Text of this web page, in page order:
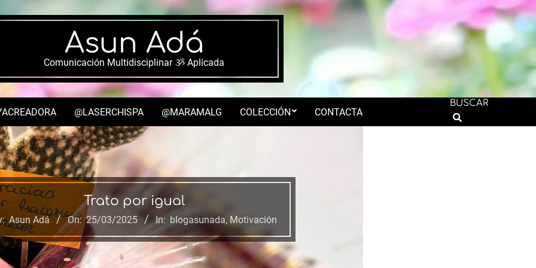
Asun Adá
Comunicación Multidisciplinar ૐ Aplicada
Secondary
Navigation
@LASERCHISPA @MARAMALG COLECCIÓN CONTACTA
BUSCAR
Search
Trato por igual
Asun Adá On: 25/03/2025 In: blogasunada,Motivación